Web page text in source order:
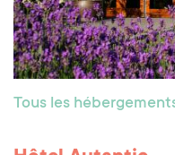
Tous les